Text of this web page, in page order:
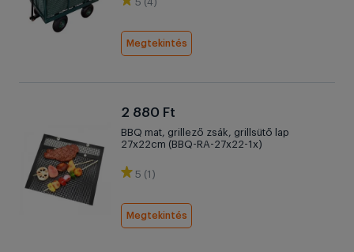
Megtekintés
2 880 Ft
BBQ mat, grillező zsák, grillsütő lap
27x22cm (BBQ-RA-27x22-1x)
5 (1)
Megtekintés